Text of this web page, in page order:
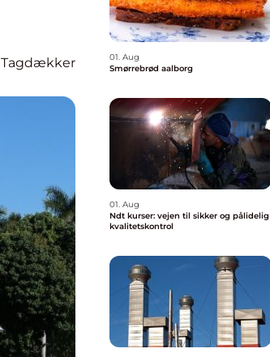
Tagdækker
01. Aug
Smørrebrød aalborg
01. Aug
Ndt kurser: vejen til sikker og pålidelig
kvalitetskontrol